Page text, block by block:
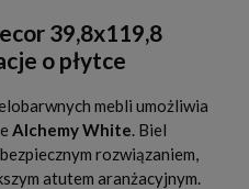
39,8x119,8
o płytce
mebli umożliwia
Alchemy White. Biel
rozwiązaniem,
atutem aranżacyjnym.